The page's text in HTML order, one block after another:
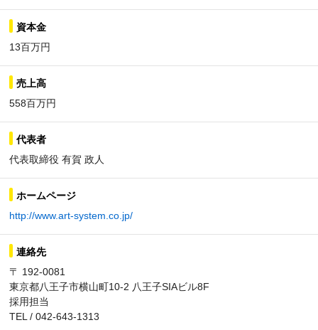
資本金
13百万円
売上高
558百万円
代表者
代表取締役 有賀 政人
ホームページ
http://www.art-system.co.jp/
連絡先
〒 192-0081
東京都八王子市横山町10-2 八王子SIAビル8F
採用担当
TEL / 042-643-1313